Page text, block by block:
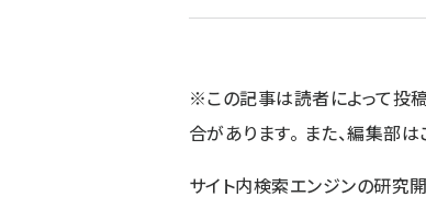
※この記事は読者によって投
合があります。 また、編集部
サイト内検索エンジンの研究